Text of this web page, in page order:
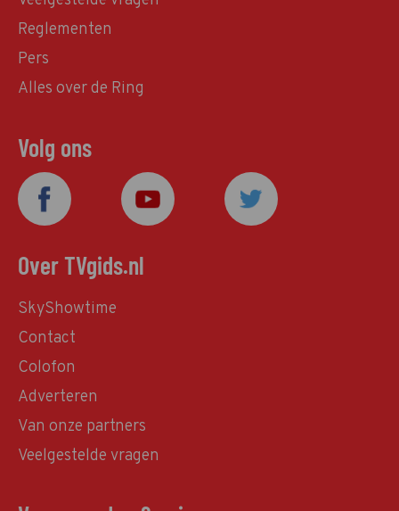
Reglementen
Pers
Alles over de Ring
Volg ons
Over TVgids.nl
SkyShowtime
Contact
Colofon
Adverteren
Van onze partners
Veelgestelde vragen